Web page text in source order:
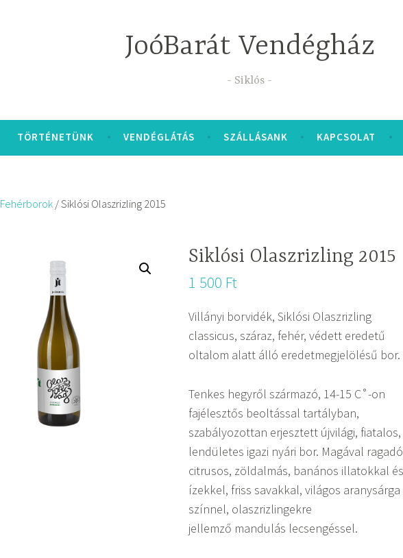
JoóBarát Vendégház
Siklós
TÖRTÉNETÜNK VENDÉGLÁTÁS SZÁLLÁSANK KAPCSOLAT
Fehérborok/ Siklósi Olaszrizling 2015
Siklósi Olaszrizling 2015
1 500 Ft
Villányi borvidék, Siklósi Olaszrizling
classicus, száraz, fehér, védett eredetű
oltalom alatt álló eredetmegjelölésű bor.
Tenkes hegyről származó, 14-15 C˚-on
fajélesztős beoltással tartályban,
szabályozottan erjesztett újvilági, fiatalos,
lendületes igazi nyári bor. Magával ragadó
citrusos, zöldalmás, banános illatokkal és
ízekkel, friss savakkal, világos aranysárga
színnel, olaszrizlingekre
jellemző mandulás lecsengéssel.